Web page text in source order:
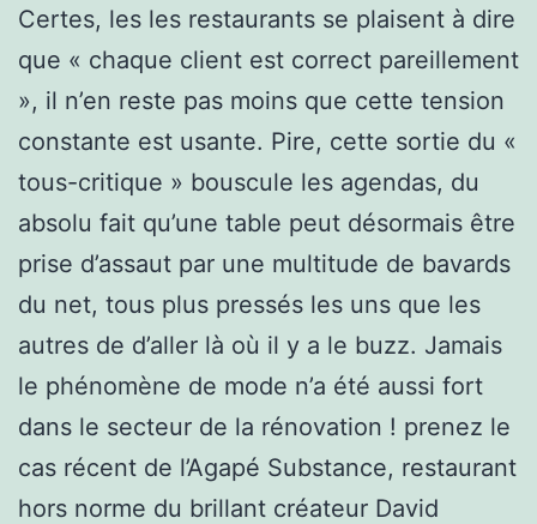
Certes, les les restaurants se plaisent à dire
que « chaque client est correct pareillement
», il n’en reste pas moins que cette tension
constante est usante. Pire, cette sortie du «
tous-critique » bouscule les agendas, du
absolu fait qu’une table peut désormais être
prise d’assaut par une multitude de bavards
du net, tous plus pressés les uns que les
autres de d’aller là où il y a le buzz. Jamais
le phénomène de mode n’a été aussi fort
dans le secteur de la rénovation ! prenez le
cas récent de l’Agapé Substance, restaurant
hors norme du brillant créateur David